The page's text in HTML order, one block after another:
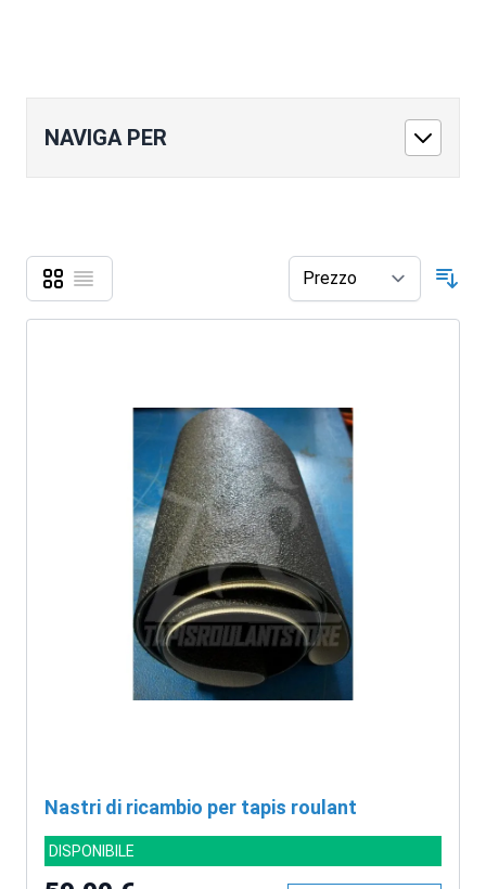
NAVIGA PER
Mostra come
Griglia
Lista
Nastri di ricambio per tapis roulant
DISPONIBILE